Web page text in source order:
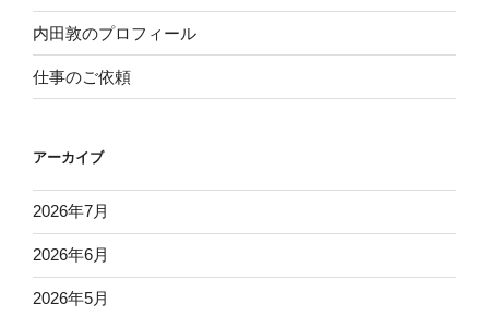
内田敦のプロフィール
仕事のご依頼
アーカイブ
2026年7月
2026年6月
2026年5月